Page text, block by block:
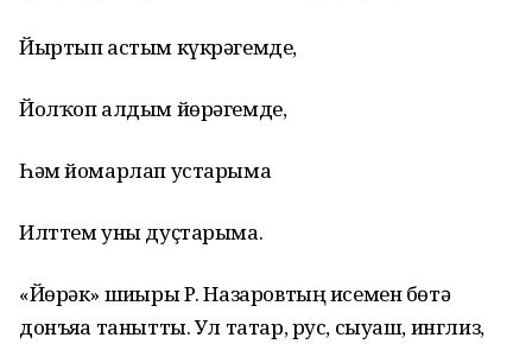
Йыртып астым күкрәгемде,
Йолҡоп алдым йөрәгемде,
Һәм йомарлап устарыма
Илттем уны дуҫтарыма.
«Йөрәк» шиғыры Р. Назаровтың исемен бөтә
донъяға танытты. Ул татар, рус, сыуаш, инглиз,